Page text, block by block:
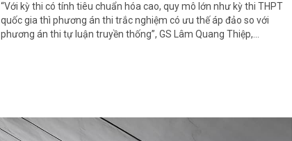
“Với kỳ thi có tính tiêu chuẩn hóa cao, quy mô lớn như kỳ thi THPT
quốc gia thì phương án thi trắc nghiệm có ưu thế áp đảo so với
phương án thi tự luận truyền thống”, GS Lâm Quang Thiệp,...